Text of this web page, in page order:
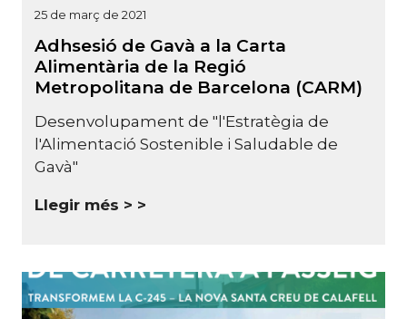
25 de març de 2021
Adhsesió de Gavà a la Carta
Alimentària de la Regió
Metropolitana de Barcelona (CARM)
Desenvolupament de "l'Estratègia de
l'Alimentació Sostenible i Saludable de
Gavà"
Llegir més >